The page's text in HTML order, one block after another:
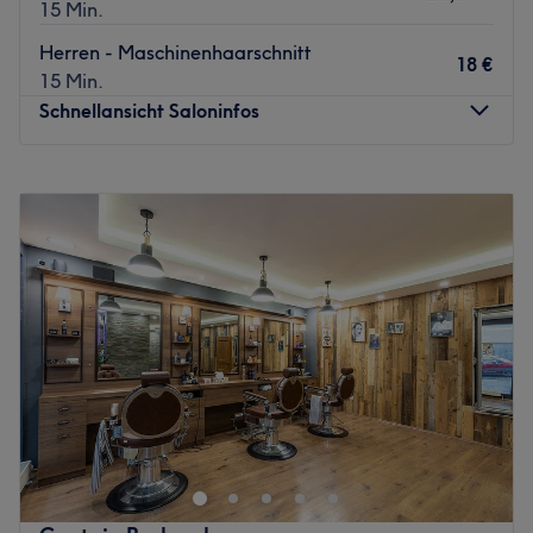
Das Team:
Inhaber Omran hat durch langjährige Erfahrung und
durch die Nutzung neuester Methoden ein Auge für den
richtigen Style, der genau zu dir passt. Im Salon wird
Atmosphäre: Freundlich, angenehm, einladend.
Expertise: Herren Haarschnitte und Rasuren.
Produkte und Produktmarken: Hochwertige Produkte.
Extras: Kostenlose Getränke, kinderfreundlich, gut an die
Öffis angebunden, Haustiere erlaubt.
Zurück zur Salonansicht
15 Min.
Herren - Maschinenhaarschnitt
15 Min.
18 €
Schnellansicht Saloninfos
Mittwoch
Donnerstag
18:00
Freitag
08:00–19:00
Samstag
08:00– 13:00
Sonntag
Geschlossen
Trendige Haarschnitte, einzigartige Farbkreationen und
professionelle Stylings - dafür steht StylistTom in Wien. Im
23. Bezirk befindet sich der absolut modern eingerichtete
Salon, der auf Anhieb Exklusivität aber auch Harmonie
ausstrahlt.